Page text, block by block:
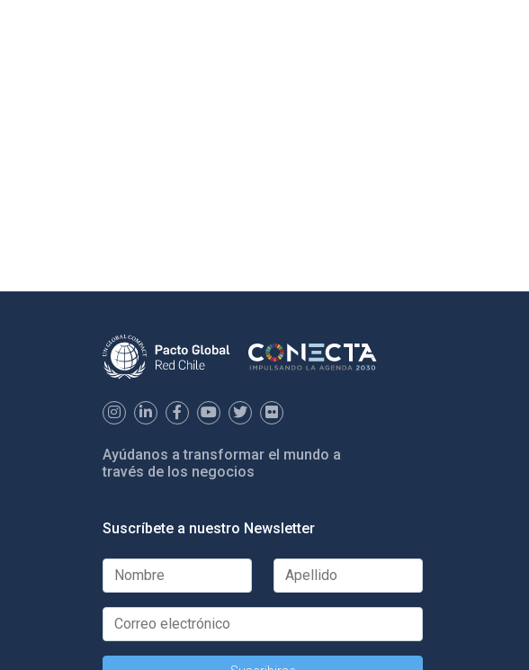
Ayúdanos a transformar el mundo a
través de los negocios
Suscríbete a nuestro Newsletter